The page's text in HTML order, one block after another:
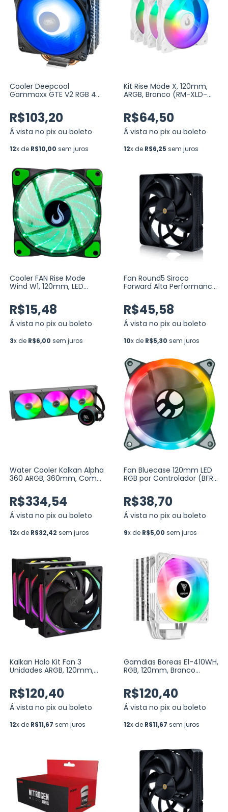
Cooler Deepcool
Gammaxx GTE V2 RGB 4
MCH4-GMX-GTEV2)
R$103,20
Á vista no pix ou boleto
12x de R$10,00 sem juros
Kit Rise Mode X, 120mm,
ARGB, Branco (RM-XLD-
R$64,50
Á vista no pix ou boleto
12x de R$6,25 sem juros
Cooler FAN Rise Mode
Wind W1, 120mm, LED
R$15,48
Á vista no pix ou boleto
3x de R$6,00 sem juros
Fan Round5 Siroco
Forward Alta Performance
SIROCO-FW-B-2205)
R$45,58
Á vista no pix ou boleto
10x de R$5,30 sem juros
Water Cooler Kalkan Alpha
360 ARGB, 360mm, Com
(KLK00048)
R$334,54
Á vista no pix ou boleto
12x de R$32,42 sem juros
Fan Bluecase 120mm LED
RGB por Controlador (BFR-
R$38,70
Á vista no pix ou boleto
9x de R$5,00 sem juros
Kalkan Halo Kit Fan 3
Unidades ARGB, 120mm,
R$120,40
Á vista no pix ou boleto
12x de R$11,67 sem juros
Gamdias Boreas E1-410WH,
RGB, 120mm, Branco
R$120,40
Á vista no pix ou boleto
12x de R$11,67 sem juros